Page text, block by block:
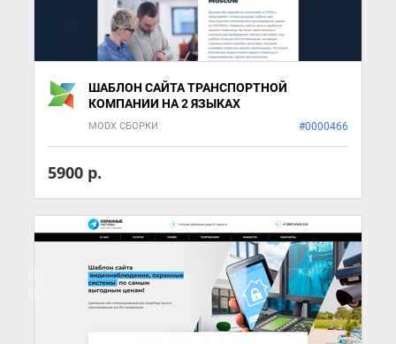
ШАБЛОН САЙТА ТРАНСПОРТНОЙ
КОМПАНИИ НА 2 ЯЗЫКАХ
MODX СБОРКИ #0000466
5900 р.